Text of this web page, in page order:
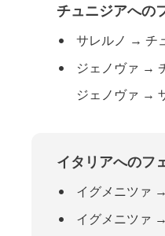
チュニジアへの
サレルノ → チ
ジェノヴァ →
ジェノヴァ →
イタリアへのフ
イグメニツァ →
イグメニツァ →